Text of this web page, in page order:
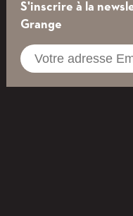
S'inscrire à la
Grange